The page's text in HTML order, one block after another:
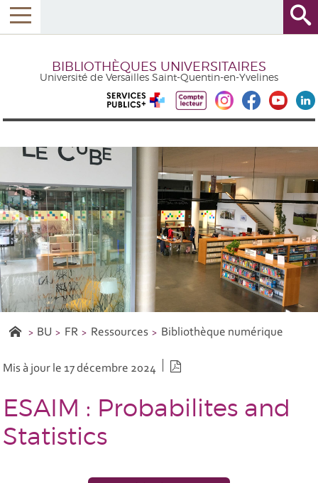
BIBLIOTHÈQUES UNIVERSITAIRES
Université de Versailles Saint-Quentin-en-Yvelines
BU FR Ressources Bibliothèque numérique
Mis à jour le 17 décembre 2024
ESAIM : Probabilites and
Statistics